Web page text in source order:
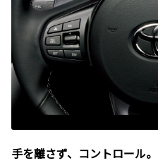
手を離さず、コントロール。